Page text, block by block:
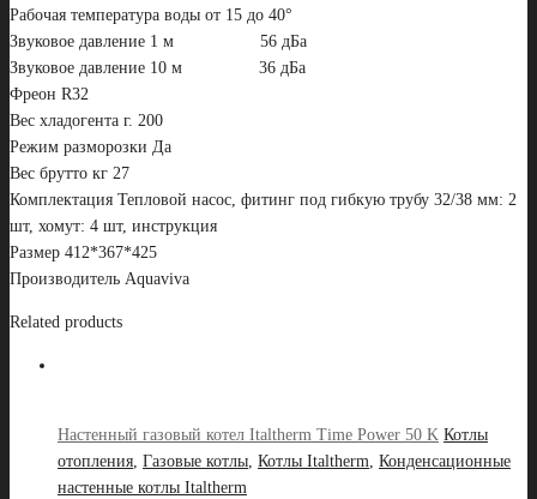
Рабочая температура воды от 15 до 40°
Звуковое давление 1 м 56 дБа
Звуковое давление 10 м 36 дБа
Фреон R32
Вес хладогента г. 200
Режим разморозки Да
Вес брутто кг 27
Комплектация Тепловой насос, фитинг под гибкую трубу 32/38 мм: 2
шт, хомут: 4 шт, инструкция
Размер 412*367*425
Производитель Aquaviva
Related products
Настенный газовый котел Italtherm Time Power 50 K Котлы
отопления, Газовые котлы, Котлы Italtherm, Конденсационные
настенные котлы Italtherm